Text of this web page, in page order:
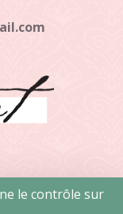
ail.com
le contrôle sur